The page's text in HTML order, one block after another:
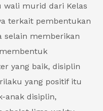
wali murid dari Kelas
terkait pembentukan
selain memberikan
yang baik, disiplin
yang positif itu
anak disiplin,